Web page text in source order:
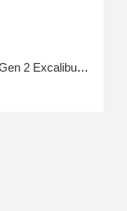
Тактические штаны Raptor Gen 2 Excalibur Мультикам 50/4